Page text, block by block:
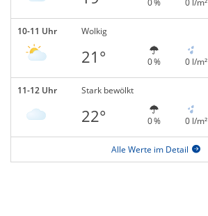
10-11 Uhr Wolkig
21° 0 % 0 l/m²
11-12 Uhr Stark bewölkt
22° 0 % 0 l/m²
Alle Werte im Detail